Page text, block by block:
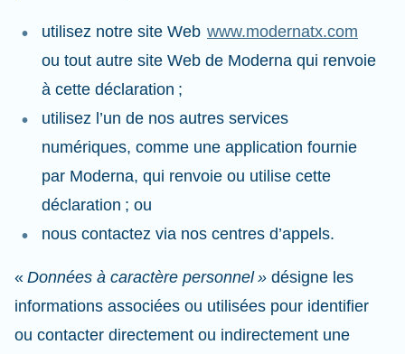
utilisez notre site Web www.modernatx.com
ou tout autre site Web de Moderna qui renvoie
à cette déclaration ;
utilisez l’un de nos autres services
numériques, comme une application fournie
par Moderna, qui renvoie ou utilise cette
déclaration ; ou
nous contactez via nos centres d’appels.
« Données à caractère personnel » désigne les
informations associées ou utilisées pour identifier
ou contacter directement ou indirectement une